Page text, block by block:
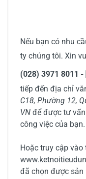
Nếu bạn có nhu
ty chúng tôi. Xin
(028) 3971 8011 -
tiếp đến địa chỉ
C18, Phường 12,
VN để được tư
công việc của bạn.
Hoặc truy cập vào
đã chọn được sản